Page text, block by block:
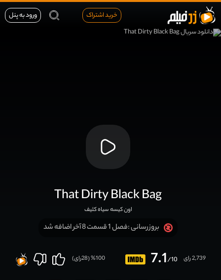
خرید اشتراک ورود به پنل
That Dirty Black Bag
اون کیسه سیاه کثیف
بروزرسانی :فصل 1 قسمت 8 آخر اضافه شد
7.1/10 2,739 رای 100
% (
28رای)